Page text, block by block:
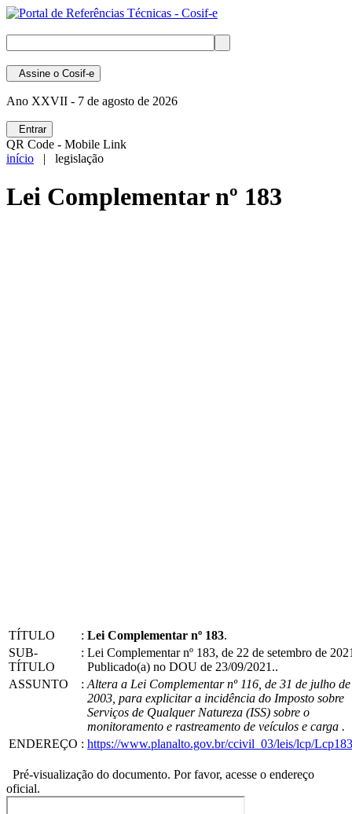
Assine o Cosif-e
Ano XXVII - 7 de agosto de 2026
Entrar
QR Code - Mobile Link
início | legislação
Lei Complementar nº 183
TÍTULO : Lei Complementar nº 183.
SUB-
TÍTULO
: Lei Complementar nº 183, de 22 de setembro de
Publicado(a) no DOU de 23/09/2021..
ASSUNTO
: Altera a Lei Complementar nº 116, de 31 de julho de
2003, para explicitar a incidência do Imposto sobre
Serviços de Qualquer Natureza (ISS) sobre o
monitoramento e rastreamento de veículos e carga .
ENDEREÇO : https://www.planalto.gov.br/ccivil_03/leis/lcp/
Pré-visualização do documento. Por favor, acesse o endereço
oficial.